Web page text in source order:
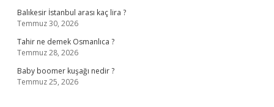
Balıkesir İstanbul arası kaç lira ?
Temmuz 30, 2026
Tahir ne demek Osmanlıca ?
Temmuz 28, 2026
Baby boomer kuşağı nedir ?
Temmuz 25, 2026